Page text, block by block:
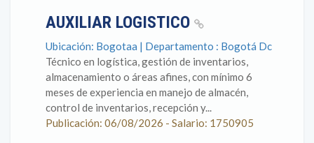
AUXILIAR LOGISTICO
Ubicación: Bogotaa | Departamento : Bogotá Dc
Técnico en logística, gestión de inventarios,
almacenamiento o áreas afines, con mínimo 6
meses de experiencia en manejo de almacén,
control de inventarios, recepción y...
Publicación: 06/08/2026 - Salario: 1750905